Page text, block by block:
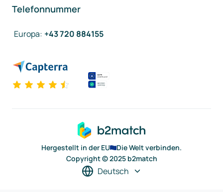
Telefonnummer
Europa: +43 720 884155
Hergestellt in der EU
Die Welt verbinden.
Copyright © 2025 b2match
Deutsch